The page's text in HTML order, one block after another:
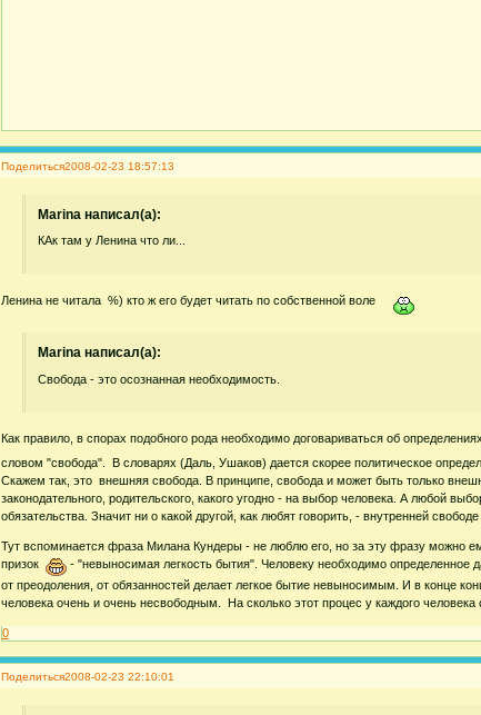
Поделиться2008-02-23 18:57:13
Marina написал(а):
КАк там у Ленина что ли...
Ленина не читала %) кто ж его будет читать по собственной воле
Marina написал(а):
Свобода - это осознанная необходимость.
Как правило, в спорах подобного рода необходимо договариваться об
словом "свобода". В словарях (Даль, Ушаков) дается скорее политическое
Скажем так, это внешняя свобода. В принципе, свобода и может быть только
законодательного, родительского, какого угодно - на выбор человека. А любой
обязательства. Значит ни о какой другой, как любят говорить, - внутренней
Тут вспоминается фраза Милана Кундеры - не люблю его, но за эту фразу можно
призок
- "невыносимая легкость бытия". Человеку необходимо определенное
от преодоления, от обязанностей делает легкое бытие невыносимым. И в конце
человека очень и очень несвободным. На сколько этот процес у каждого
0
Поделиться2008-02-23 22:10:01